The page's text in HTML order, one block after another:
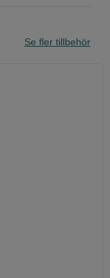
Se fler tillbehör